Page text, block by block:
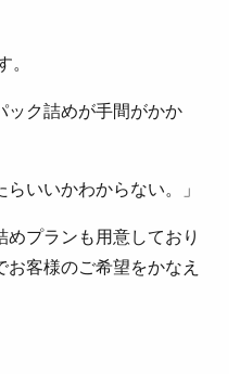
ック詰めが手間がかか
らいいかわからない。」
プランも用意しており
客様のご希望をかなえ